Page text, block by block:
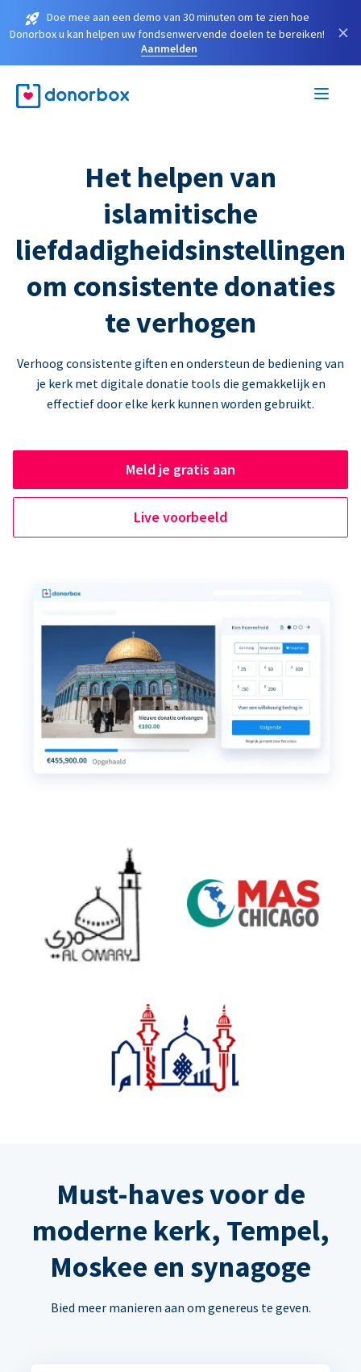
Doe mee aan een demo van 30 minuten om te zien hoe
Donorbox u kan helpen uw fondsenwervende doelen te bereiken!
Aanmelden
×
Het helpen van
islamitische
liefdadigheidsinstellingen
om consistente donaties
te verhogen
Verhoog consistente giften en ondersteun de bediening van
je kerk met digitale donatie tools die gemakkelijk en
effectief door elke kerk kunnen worden gebruikt.
Meld je gratis aan
Live voorbeeld
Must-haves voor de
moderne kerk, Tempel,
Moskee en synagoge
Bied meer manieren aan om genereus te geven.